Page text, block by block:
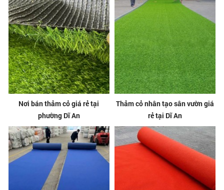
Nơi bán thảm cỏ giá rẻ tại
phường Dĩ An
Thảm cỏ nhân tạo sân vườn giá
rẻ tại Dĩ An